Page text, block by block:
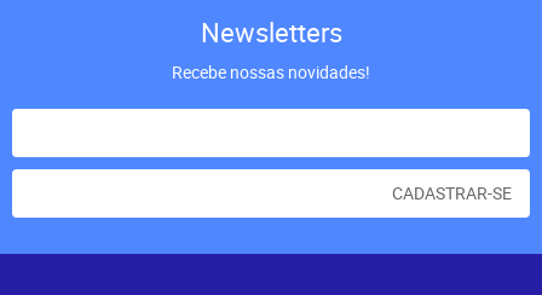
Newsletters
Recebe nossas novidades!
CADASTRAR-SE